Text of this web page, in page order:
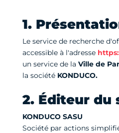
1.
Le service de recherche
accessible à l'adresse
un service de la Ville de
la société KONDUCO.
2. Éditeur du
KONDUCO SASU
Société par actions